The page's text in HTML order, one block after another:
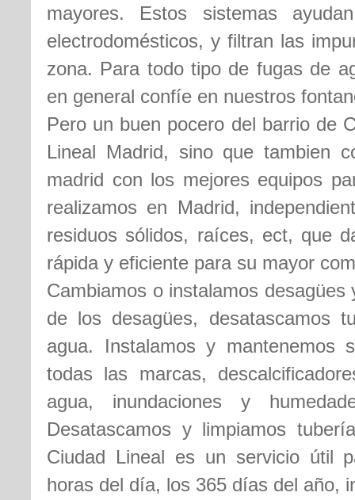
mayores. Estos sistemas
electrodomésticos, y filtran las
zona. Para todo tipo de fugas de
en general confíe en nuestros
Pero un buen pocero del barrio de
Lineal Madrid, sino que tambien
madrid con los mejores equipos
realizamos en Madrid,
residuos sólidos, raíces, ect, que
rápida y eficiente para su mayor
Cambiamos o instalamos
de los desagües, desatascamos
agua. Instalamos y mantenemos
todas las marcas,
agua, inundaciones y
Desatascamos y limpiamos
Ciudad Lineal es un servicio útil
horas del día, los 365 días del año,